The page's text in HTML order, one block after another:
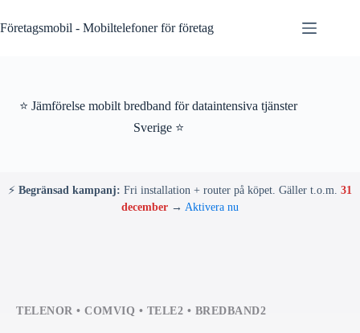
to
content
Företagsmobil - Mobiltelefoner för företag
⭐ Jämförelse mobilt bredband för dataintensiva tjänster
Sverige ⭐
⚡ Begränsad kampanj: Fri installation + router på köpet. Gäller t.o.m. 31
december → Aktivera nu
TELENOR • COMVIQ • TELE2 • BREDBAND2